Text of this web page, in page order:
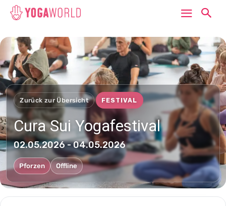
Zurück zur Übersicht FESTIVAL
Cura Sui Yogafestival
02.05.2026 - 04.05.2026
Pforzen Offline